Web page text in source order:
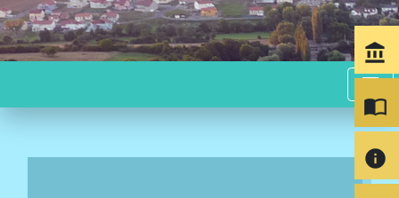
menu
account_balance
import_contacts
info